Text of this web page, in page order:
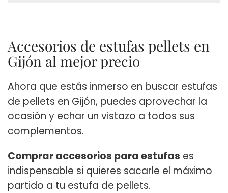
Accesorios de estufas pellets en
Gijón al mejor precio
Ahora que estás inmerso en buscar estufas
de pellets en Gijón, puedes aprovechar la
ocasión y echar un vistazo a todos sus
complementos.
Comprar accesorios para estufas es
indispensable si quieres sacarle el máximo
partido a tu estufa de pellets.